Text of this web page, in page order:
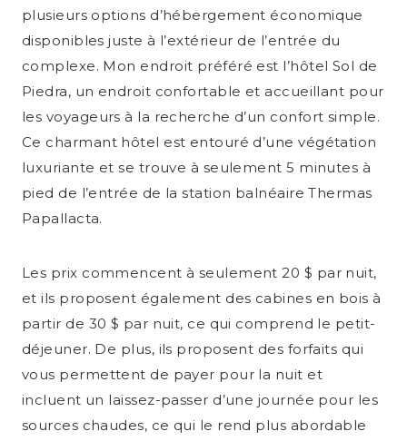
plusieurs options d’hébergement économique
disponibles juste à l’extérieur de l’entrée du
complexe. Mon endroit préféré est l’hôtel Sol de
Piedra, un endroit confortable et accueillant pour
les voyageurs à la recherche d’un confort simple.
Ce charmant hôtel est entouré d’une végétation
luxuriante et se trouve à seulement 5 minutes à
pied de l’entrée de la station balnéaire Thermas
Papallacta.
Les prix commencent à seulement 20 $ par nuit,
et ils proposent également des cabines en bois à
partir de 30 $ par nuit, ce qui comprend le petit-
déjeuner. De plus, ils proposent des forfaits qui
vous permettent de payer pour la nuit et
incluent un laissez-passer d’une journée pour les
sources chaudes, ce qui le rend plus abordable